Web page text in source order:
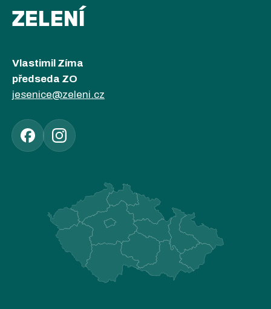
ZELENÍ
Vlastimil Zíma
předseda ZO
jesenice@zeleni.cz